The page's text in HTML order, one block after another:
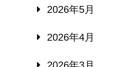
2026年5月
2026年4月